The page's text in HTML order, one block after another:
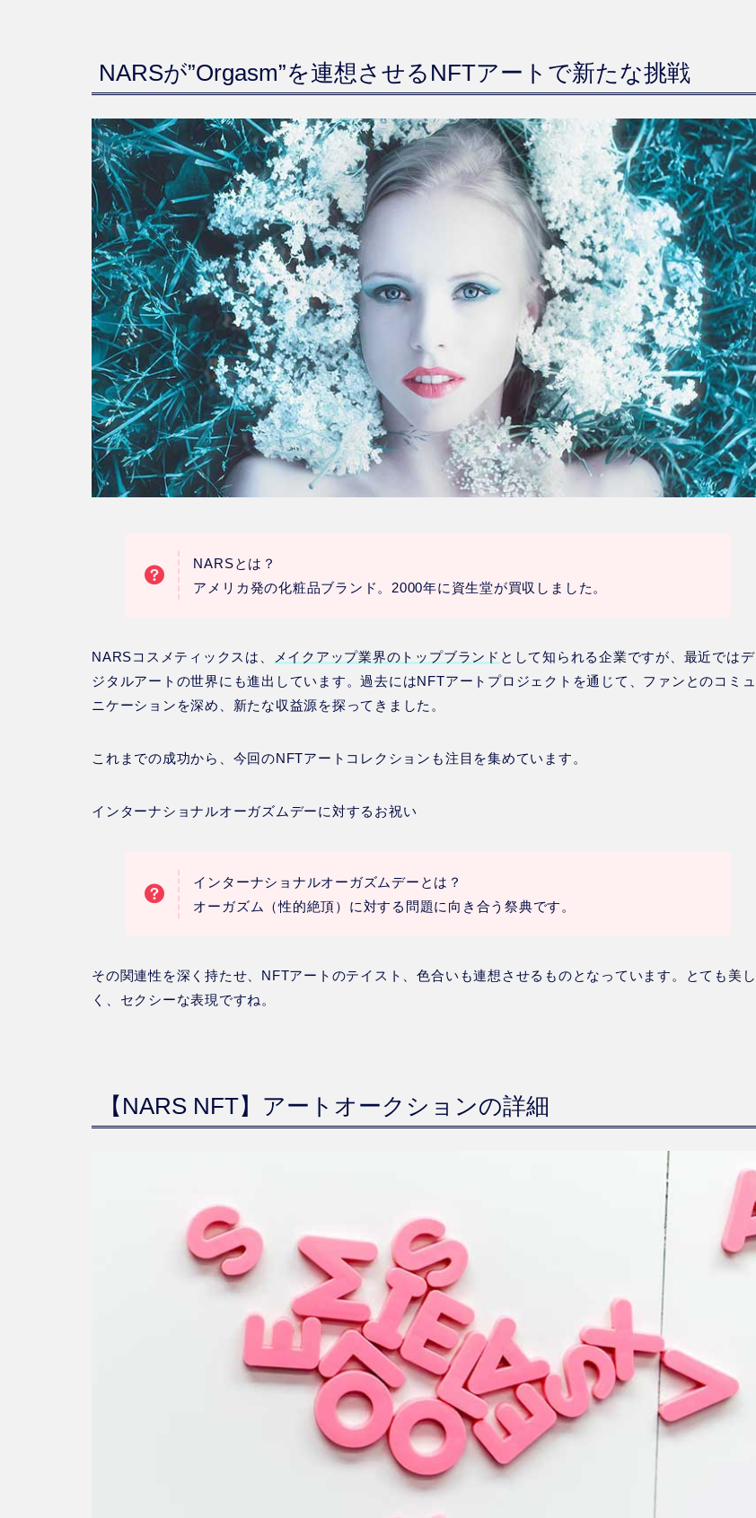
NARSが”Orgasm”を連想させるNFTアートで新たな挑戦
NARSとは？
アメリカ発の化粧品ブランド。2000年に資生堂が買収しました。
NARSコスメティックスは、 メイクアップ業界のトップブランド として知られる企業ですが、最近ではデ
ジタルアートの世界にも進出しています。過去にはNFTアートプロジェクトを通じて、ファンとのコミュ
ニケーションを深め、新たな収益源を探ってきました。
これまでの成功から、今回のNFTアートコレクションも注目を集めています。
インターナショナルオーガズムデーに対するお祝い
インターナショナルオーガズムデーとは？
オーガズム（性的絶頂）に対する問題に向き合う祭典です。
その関連性を深く持たせ、NFTアートのテイスト、色合いも連想させるものとなっています。とても美し
く、セクシーな表現ですね。
【NARS NFT】アートオークションの詳細